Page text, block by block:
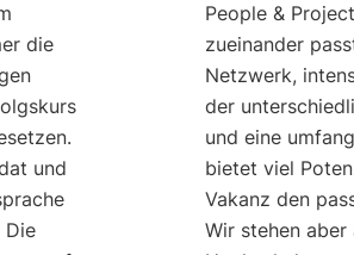
die
und
Die
People &
zueinander
Netzwerk,
der
und eine
bietet viel
Vakanz den
Wir stehen